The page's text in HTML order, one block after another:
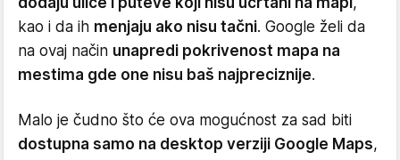
kao i da ih menjaju ako nisu tačni. Google želi da
na ovaj način unapredi pokrivenost mapa na
mestima gde one nisu baš najpreciznije.
Malo je čudno što će ova mogućnost za sad biti
dostupna samo na desktop verziji Google Maps,